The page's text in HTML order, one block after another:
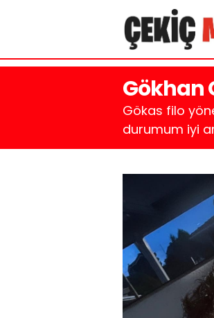
Gökhan
Gökas filo
durumum iyi